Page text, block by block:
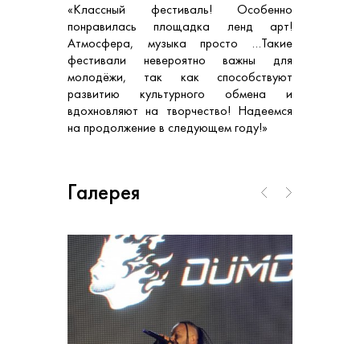
«Классный фестиваль! Особенно
понравилась площадка ленд арт!
Атмосфера, музыка просто …Такие
фестивали невероятно важны для
молодёжи, так как способствуют
развитию культурного обмена и
вдохновляют на творчество! Надеемся
на продолжение в следующем году!»
Галерея